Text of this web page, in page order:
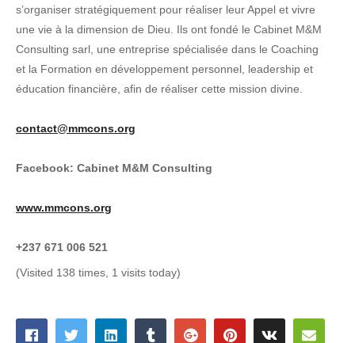
s’organiser stratégiquement pour réaliser leur Appel et vivre
une vie à la dimension de Dieu. Ils ont fondé le Cabinet M&M
Consulting sarl, une entreprise spécialisée dans le Coaching
et la Formation en développement personnel, leadership et
éducation financière, afin de réaliser cette mission divine.
contact@mmcons.org
Facebook: Cabinet M&M Consulting
www.mmcons.org
+237 671 006 521
(Visited 138 times, 1 visits today)